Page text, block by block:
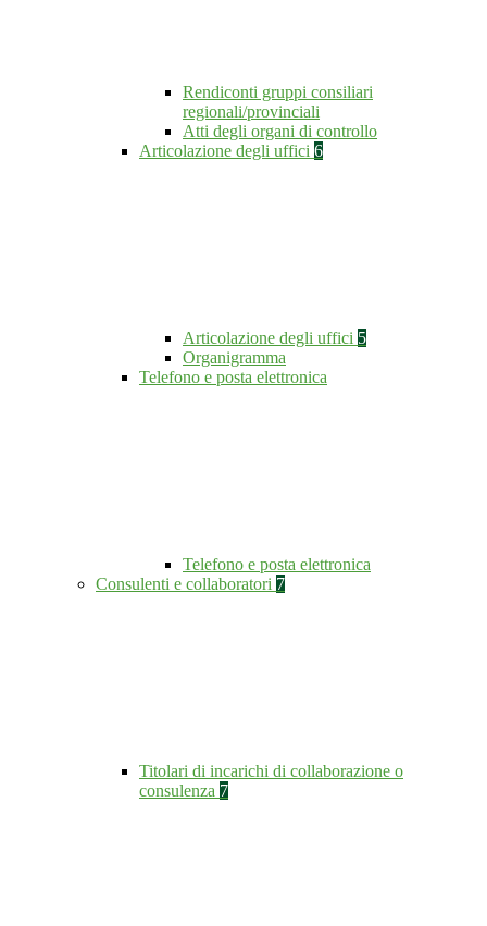
Rendiconti gruppi consiliari
regionali/provinciali
Atti degli organi di controllo
Articolazione degli uffici 6
Articolazione degli uffici 5
Organigramma
Telefono e posta elettronica
Telefono e posta elettronica
Consulenti e collaboratori 7
Titolari di incarichi di collaborazione o
consulenza 7